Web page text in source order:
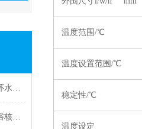
温度范围/℃
温度设置范围/℃
稳定性/℃
温度设定